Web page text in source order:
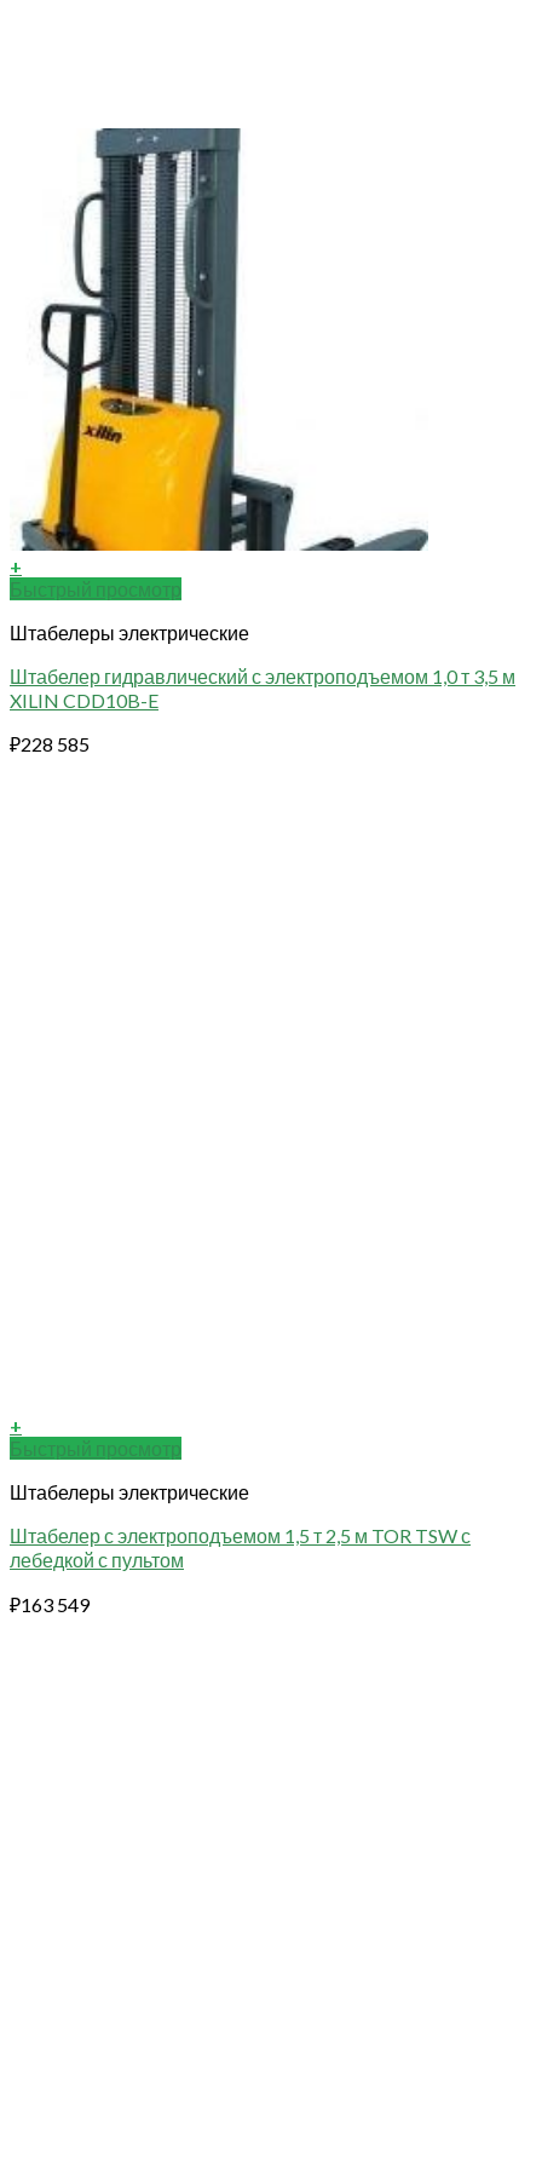
+
Быстрый просмотр
Штабелеры электрические
Штабелер гидравлический с электроподъемом 1,0 т 3,5 м
XILIN CDD10B-E
₽228 585
+
Быстрый просмотр
Штабелеры электрические
Штабелер с электроподъемом 1,5 т 2,5 м TOR TSW с
лебедкой с пультом
₽163 549